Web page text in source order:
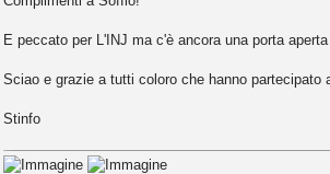
E peccato per L'INJ ma c'è ancora una porta
Sciao e grazie a tutti coloro che hanno partecipato
Stinfo